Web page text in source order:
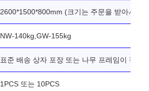
2600*1500*800mm (크기는 주문을 받아서 만
NW-140kg,GW-155kg
표준 배송 상자 포장 또는 나무 프레임이 필요
1PCS 또는 10PCS